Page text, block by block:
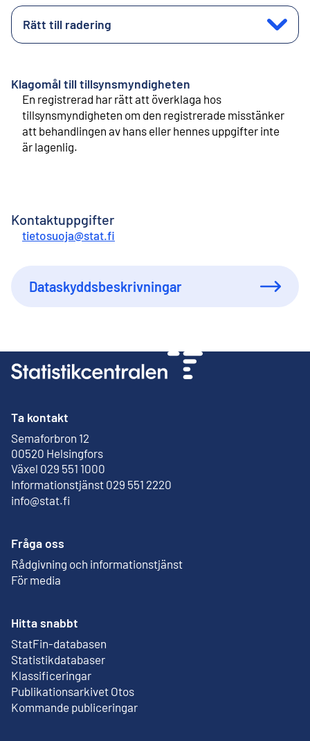
Rätt till radering
Klagomål till tillsynsmyndigheten
En registrerad har rätt att överklaga hos
tillsynsmyndigheten om den registrerade misstänker
att behandlingen av hans eller hennes uppgifter inte
är lagenlig.
Kontaktuppgifter
tietosuoja@stat.fi
Dataskyddsbeskrivningar
Ta kontakt
Semaforbron 12
00520 Helsingfors
Extern länk
Växel 029 551 1000
Informationstjänst 029 551 2220
info@stat.fi
Fråga oss
Rådgivning och informationstjänst
För media
Hitta snabbt
StatFin-databasen
Extern länk
Statistikdatabaser
Klassificeringar
Publikationsarkivet Otos
Extern länk
Kommande publiceringar